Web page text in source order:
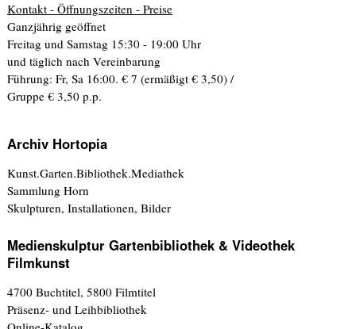
Kontakt - Öffnungszeiten - Preise
Ganzjährig geöffnet
Freitag und Samstag 15:30 - 19:00 Uhr
und täglich nach Vereinbarung
Führung: Fr, Sa 16:00. € 7 (ermäßigt € 3,50) /
Gruppe € 3,50 p.p.
Archiv Hortopia
Kunst.Garten.Bibliothek.Mediathek
Sammlung Horn
Skulpturen, Installationen, Bilder
Medienskulptur Gartenbibliothek & Videothek
Filmkunst
4700 Buchtitel, 5800 Filmtitel
Präsenz- und Leihbibliothek